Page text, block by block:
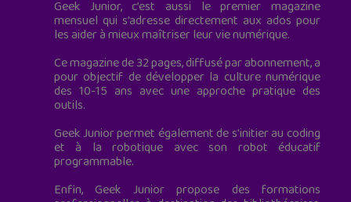
Geek Junior, c’est aussi le premier magazine
mensuel qui s’adresse directement aux ados pour
les aider à mieux maîtriser leur vie numérique.
Ce magazine de 32 pages, diffusé par abonnement, a
pour objectif de développer la culture numérique
des 10-15 ans avec une approche pratique des
outils.
Geek Junior permet également de s'initier au coding
et à la robotique avec son robot éducatif
programmable.
Enfin, Geek Junior propose des formations